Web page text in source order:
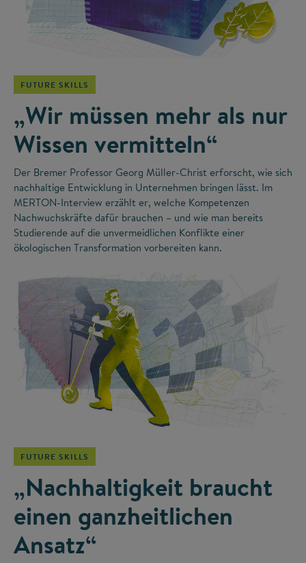
©
FUTURE SKILLS
„Wir müssen mehr als nur
Wissen vermitteln“
Der Bremer Professor Georg Müller-Christ erforscht, wie sich
nachhaltige Entwicklung in Unternehmen bringen lässt. Im
MERTON-Interview erzählt er, welche Kompetenzen
Nachwuchskräfte dafür brauchen – und wie man bereits
Studierende auf die unvermeidlichen Konflikte einer
ökologischen Transformation vorbereiten kann.
©
FUTURE SKILLS
„Nachhaltigkeit braucht
einen ganzheitlichen
Ansatz“